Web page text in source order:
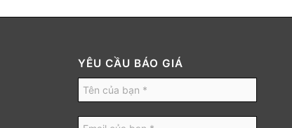
YÊU CẦU BÁO GIÁ